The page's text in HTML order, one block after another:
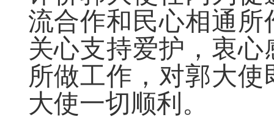
流合作和民心相通
关心支持爱护，衷
所做工作，对郭大
大使一切顺利。